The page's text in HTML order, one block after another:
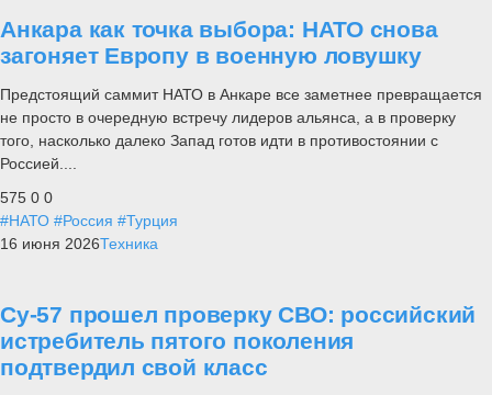
Анкара как точка выбора: НАТО снова
загоняет Европу в военную ловушку
Предстоящий саммит НАТО в Анкаре все заметнее превращается
не просто в очередную встречу лидеров альянса, а в проверку
того, насколько далеко Запад готов идти в противостоянии с
Россией....
575 0 0
#НАТО #Россия #Турция
16 июня 2026Техника
Су-57 прошел проверку СВО: российский
истребитель пятого поколения
подтвердил свой класс